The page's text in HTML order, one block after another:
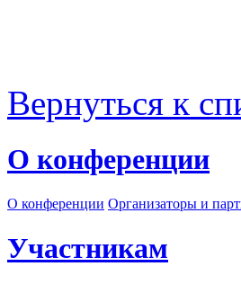
Вернуться к
О конференции
О конференции Организаторы и
Участникам